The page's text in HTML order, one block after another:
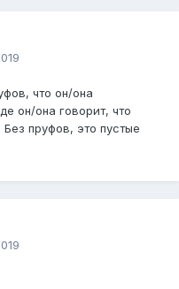
что он/она
он/она говорит, что
пруфов, это пустые